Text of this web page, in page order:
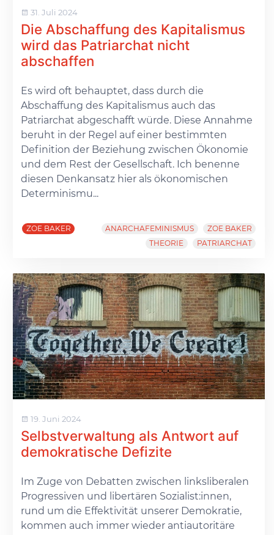
31. Juli 2024
Die Abschaffung des Kapitalismus
wird das Patriarchat nicht
abschaffen
Es wird oft behauptet, dass durch die
Abschaffung des Kapitalismus auch das
Patriarchat abgeschafft würde. Diese Annahme
beruht in der Regel auf einer bestimmten
Definition der Beziehung zwischen Ökonomie
und dem Rest der Gesellschaft. Ich benenne
diesen Denkansatz hier als ökonomischen
Determinismu...
ZOE BAKER ANARCHAFEMINISMUS
ZOE BAKER
THEORIE
PATRIARCHAT
19. Juni 2024
Selbstverwaltung als Antwort auf
demokratische Defizite
Im Zuge von Debatten zwischen linksliberalen
Progressiven und libertären Sozialist:innen,
rund um die Effektivität unserer Demokratie,
kommen auch immer wieder antiautoritäre